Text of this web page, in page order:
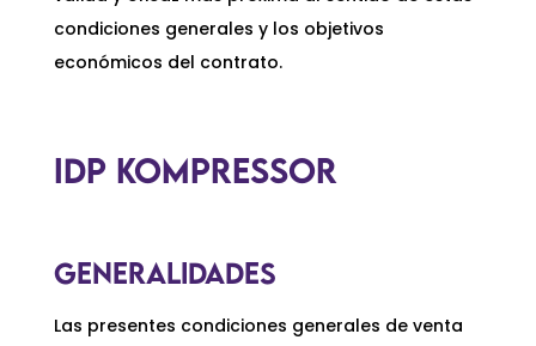
condiciones generales y los objetivos
económicos del contrato.
IDP KOMPRESSOR
GENERALIDADES
Las presentes condiciones generales de venta